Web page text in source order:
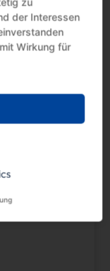
der Interessen
Wirkung für